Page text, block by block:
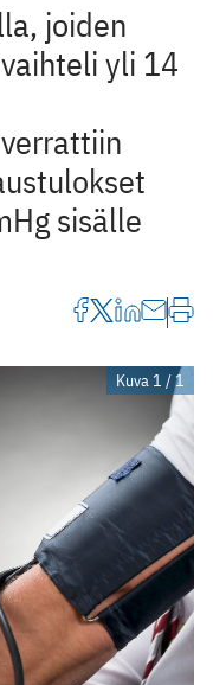
joiden
yli 14
sisälle
Kuva 1 / 1